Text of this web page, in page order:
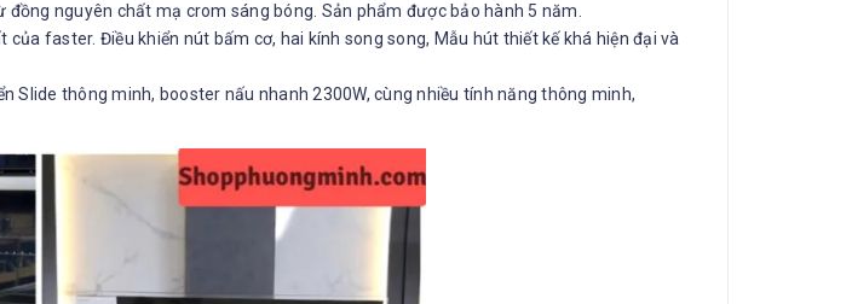
nguyên chất mạ crom sáng bóng. Sản phẩm được bảo hành 5 năm.
faster. Điều khiển nút bấm cơ, hai kính song song, Mẫu hút thiết kế khá hiện đại và
Slide thông minh, booster nấu nhanh 2300W, cùng nhiều tính năng thông minh,